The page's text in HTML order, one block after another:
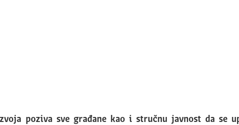
poziva sve građane kao i stručnu javnost da se